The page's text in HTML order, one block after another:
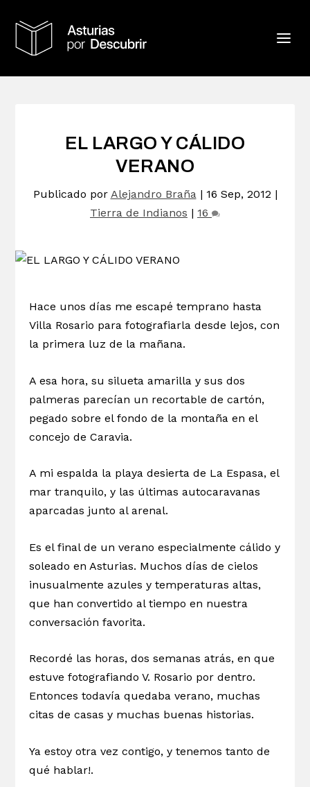
EL LARGO Y CÁLIDO
VERANO
Publicado por Alejandro Braña| 16 Sep, 2012 |
Tierra de Indianos | 16
Hace unos días me escapé temprano hasta
Villa Rosario para fotografiarla desde lejos, con
la primera luz de la mañana.
A esa hora, su silueta amarilla y sus dos
palmeras parecían un recortable de cartón,
pegado sobre el fondo de la montaña en el
concejo de Caravia.
A mi espalda la playa desierta de La Espasa, el
mar tranquilo, y las últimas autocaravanas
aparcadas junto al arenal.
Es el final de un verano especialmente cálido y
soleado en Asturias. Muchos días de cielos
inusualmente azules y temperaturas altas,
que han convertido al tiempo en nuestra
conversación favorita.
Recordé las horas, dos semanas atrás, en que
estuve fotografiando V. Rosario por dentro.
Entonces todavía quedaba verano, muchas
citas de casas y muchas buenas historias.
Ya estoy otra vez contigo, y tenemos tanto de
qué hablar!.